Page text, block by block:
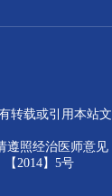
转载或引用本站文
遵照经治医师意见
2014】5号